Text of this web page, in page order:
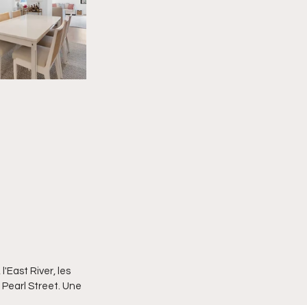
River, les
Street. Une